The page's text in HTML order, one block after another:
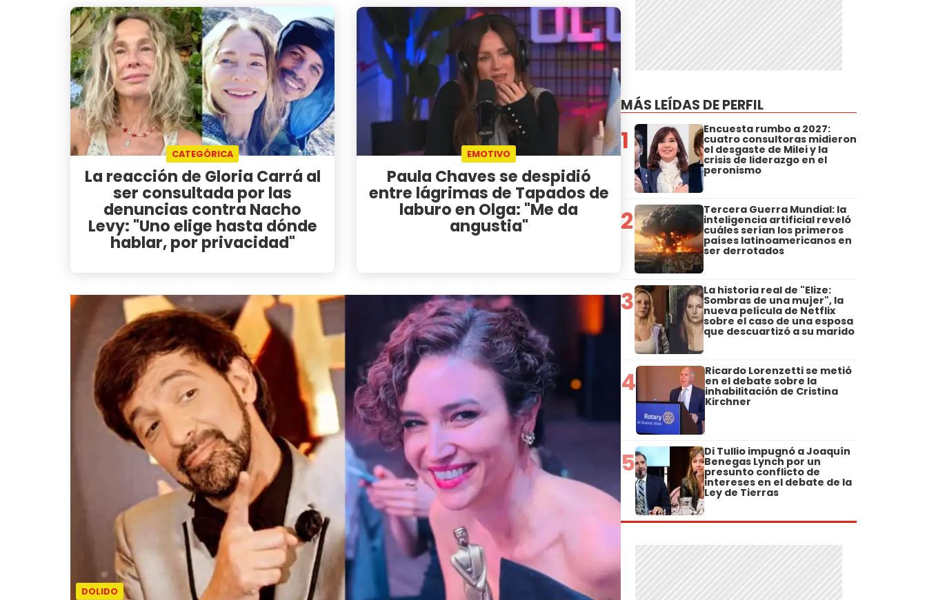
CATEGÓRICA
La reacción de Gloria Carrá al
ser consultada por las
denuncias contra Nacho
Levy: "Uno elige hasta dónde
hablar, por privacidad"
EMOTIVO
Paula Chaves se despidió
entre lágrimas de Tapados de
laburo en Olga: "Me da
angustia"
DOLIDO
MÁS LEÍDAS DE PERFIL
1 Encuesta rumbo a 2027:
cuatro consultoras midieron
el desgaste de Milei y la
crisis de liderazgo en el
peronismo
2 Tercera Guerra Mundial: la
inteligencia artificial reveló
cuáles serían los primeros
países latinoamericanos en
ser derrotados
3 La historia real de "Elize:
Sombras de una mujer", la
nueva película de Netflix
sobre el caso de una esposa
que descuartizó a su marido
4 Ricardo Lorenzetti se metió
en el debate sobre la
inhabilitación de Cristina
Kirchner
5 Di Tullio impugnó a Joaquín
Benegas Lynch por un
presunto conflicto de
intereses en el debate de la
Ley de Tierras